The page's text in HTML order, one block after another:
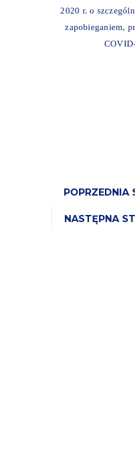
2020 r. o
zapobieganiem,
POPRZEDNIA
NASTĘPNA